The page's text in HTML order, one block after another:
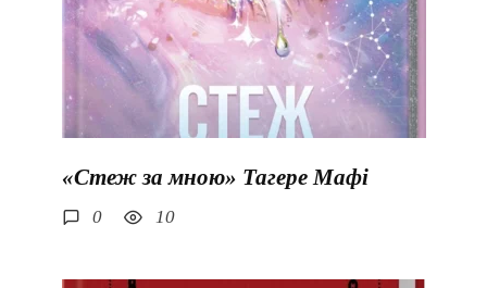
«Стеж за мною» Тагере Мафі
0 10